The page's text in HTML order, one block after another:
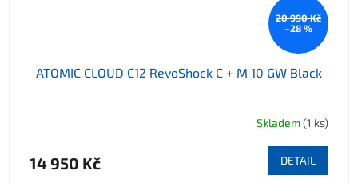
20 990 Kč
–28 %
ATOMIC CLOUD C12 RevoShock C + M 10 GW Black
Skladem(1 ks)
14 950 Kč DETAIL